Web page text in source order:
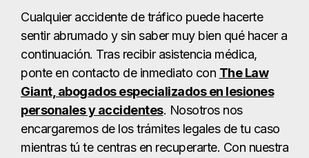
Cualquier accidente de tráfico puede hacerte
sentir abrumado y sin saber muy bien qué hacer a
continuación. Tras recibir asistencia médica,
ponte en contacto de inmediato con The Law
Giant, abogados especializados en lesiones
personales y accidentes. Nosotros nos
encargaremos de los trámites legales de tu caso
mientras tú te centras en recuperarte. Con nuestra